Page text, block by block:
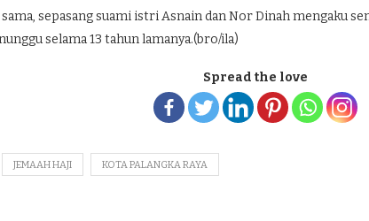
sepasang suami istri Asnain dan Nor Dinah mengaku
selama 13 tahun lamanya.(bro/ila)
Spread the love
JEMAAH HAJI KOTA PALANGKA RAYA